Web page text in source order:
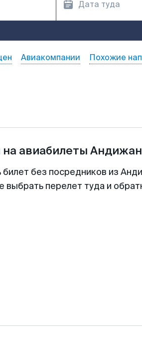
Авиакомпании Похожие
авиабилеты Андижан
без посредников из
выбрать перелет туда и